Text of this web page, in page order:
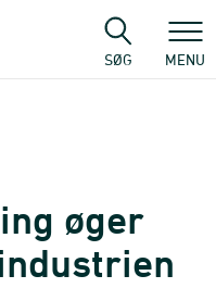
SØG MENU
øger